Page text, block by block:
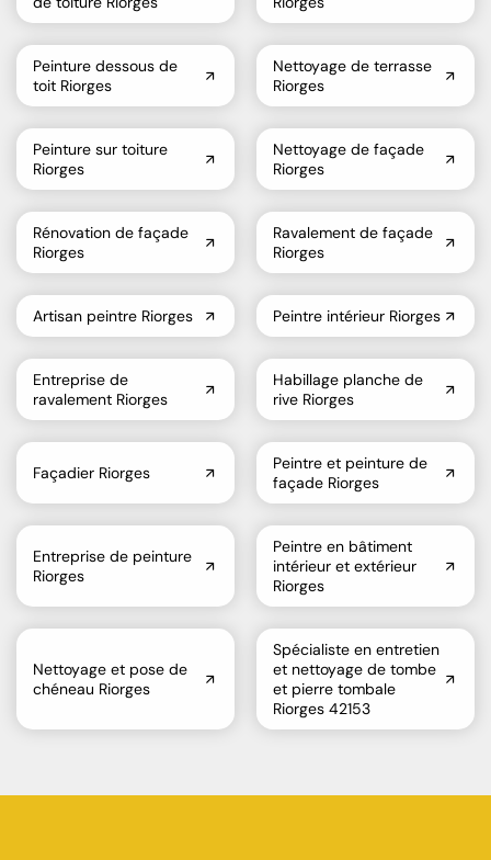
Peinture dessous de
toit Riorges
Nettoyage de terrasse
Riorges
Peinture sur toiture
Riorges
Nettoyage de façade
Riorges
Rénovation de façade
Riorges
Ravalement de façade
Riorges
Artisan peintre Riorges Peintre intérieur Riorges
Entreprise de
ravalement Riorges
Habillage planche de
rive Riorges
Façadier Riorges
Peintre et peinture de
façade Riorges
Entreprise de peinture
Riorges
Peintre en bâtiment
intérieur et extérieur
Riorges
Nettoyage et pose de
chéneau Riorges
Spécialiste en entretien
et nettoyage de tombe
et pierre tombale
Riorges 42153